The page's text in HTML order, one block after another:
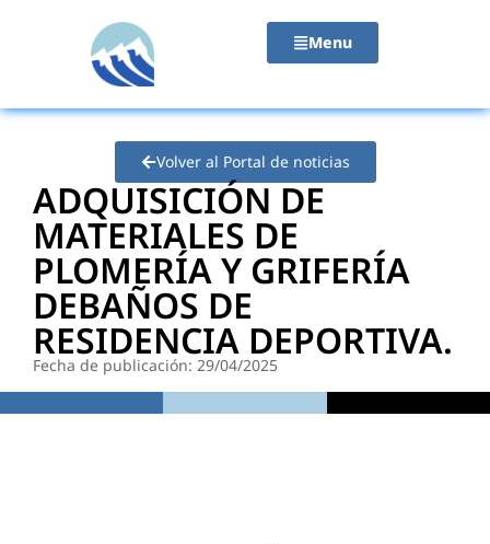
Menu
Volver al Portal de noticias
ADQUISICIÓN DE
MATERIALES DE
PLOMERÍA Y GRIFERÍA
DEBAÑOS DE
RESIDENCIA DEPORTIVA.
Fecha de publicación: 29/04/2025